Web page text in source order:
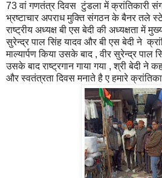
73 वां गणतंत्र दिवस टुंडला में क्रांतिकारी
भ्रष्टाचार अपराध मुक्ति संगठन के बैनर तले
राष्ट्रीय अध्यक्ष बी एस बेदी की अध्यक्षता में
सुरेन्द्र पाल सिंह यादव और बी एस बेदी ने
माल्यार्पण किया उसके बाद , वीर सुरेन्द्र पाल
उसके बाद राष्ट्रगान गाया गया , श्री बेदी ने
और स्वतंत्रता दिवस मनाते है ए हमारे